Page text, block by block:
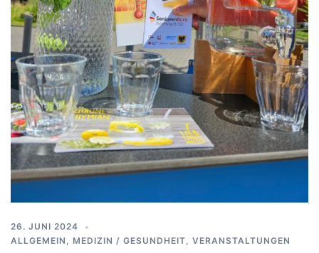
26. JUNI 2024
ALLGEMEIN
MEDIZIN / GESUNDHEIT VERANSTALTUNGEN